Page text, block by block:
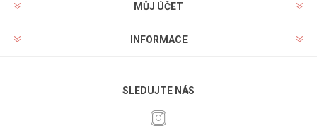
MŮJ ÚČET
INFORMACE
SLEDUJTE NÁS